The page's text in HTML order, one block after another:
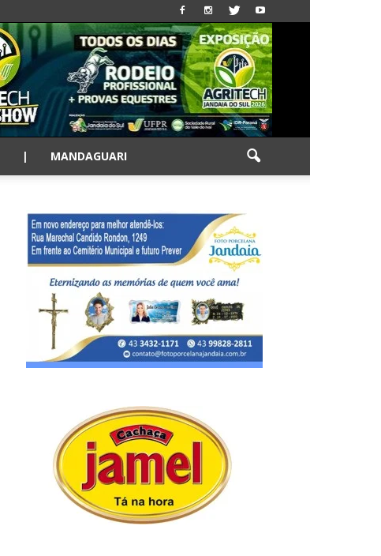
| MANDAGUARI